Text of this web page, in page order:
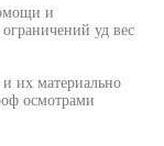
и
уд вес
их материально
осмотрами